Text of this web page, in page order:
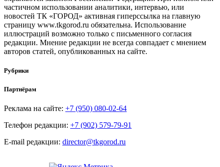
частичном использовании аналитики, интервью, или
новостей ТК «ГОРОД» активная гиперссылка на главную
страницу www.tkgorod.ru обязательна. Использование
иллюстраций возможно только с письменного согласия
редакции. Мнение редакции не всегда совпадает с мнением
авторов статей, опубликованных на сайте.
Рубрики
Партнёрам
Реклама на сайте: +7 (950) 080-02-64
Телефон редакции: +7 (902) 579-79-91
E-mail редакции: director@tkgorod.ru